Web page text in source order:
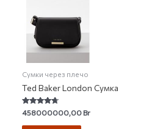
Сумки через плечо
Ted Baker London Сумка
Rated
4.50
out of 5
458000000,00Br